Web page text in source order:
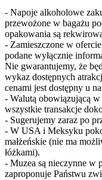
- Napoje alkoholowe
przewożone w bagażu
opakowania są
- Zamieszczone w
podane wyłącznie
Nie gwarantujemy, że
wykaz dostępnych
cenami jest dostępny u
- Walutą obowiązującą
wszystkie transakcje
- Sugerujemy zaraz po
- W USA i Meksyku
małżeńskie (nie ma
łóżkami).
- Muzea są nieczynne w
zaproponuje Państwu